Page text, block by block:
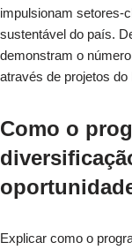
impulsionam setores-
sustentável do país.
demonstram o
através de projetos do
Como o
Explicar como o